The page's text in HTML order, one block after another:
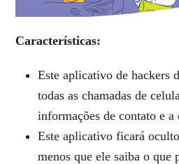
Características:
Este aplicativo de hackers
todas as chamadas de
informações de contato e a
Este aplicativo ficará
menos que ele saiba o que